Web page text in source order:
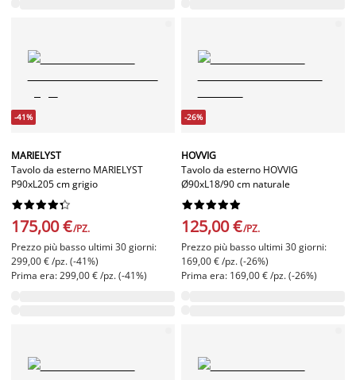
-41%
MARIELYST
Tavolo da esterno MARIELYST
P90xL205 cm grigio






175,00 €/PZ.
Prezzo più basso ultimi 30 giorni:
299,00 € /pz. (-41%)
Prima era: 299,00 € /pz. (-41%)
-26%
HOVVIG
Tavolo da esterno HOVVIG
Ø90xL18/90 cm naturale






125,00 €/PZ.
Prezzo più basso ultimi 30 giorni:
169,00 € /pz. (-26%)
Prima era: 169,00 € /pz. (-26%)